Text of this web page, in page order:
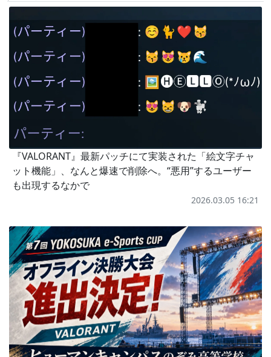
『VALORANT』最新パッチにて実装された「絵文字チャ
ット機能」、なんと爆速で削除へ。“悪用”するユーザー
も出現するなかで
2026.03.05 16:21